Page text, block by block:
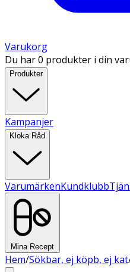
Varukorg
Du har 0 produkter i din
Produkter
Kampanjer
Kloka Råd
VarumärkenKundklubb
Mina Recept
Hem/Sökbar, ej köpb, ej kat